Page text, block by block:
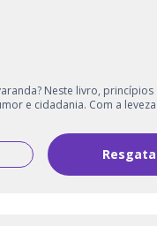
Neste livro, princípios
e cidadania. Com a